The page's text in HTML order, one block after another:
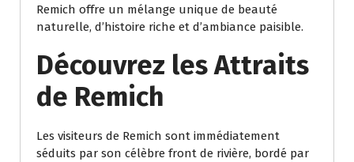
Remich offre un mélange unique de beauté
naturelle, d’histoire riche et d’ambiance paisible.
Découvrez les Attraits
de Remich
Les visiteurs de Remich sont immédiatement
séduits par son célèbre front de rivière, bordé par